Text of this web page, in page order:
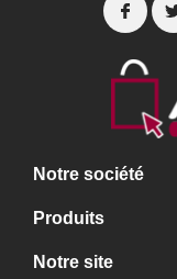
Notre société
Produits
Notre site